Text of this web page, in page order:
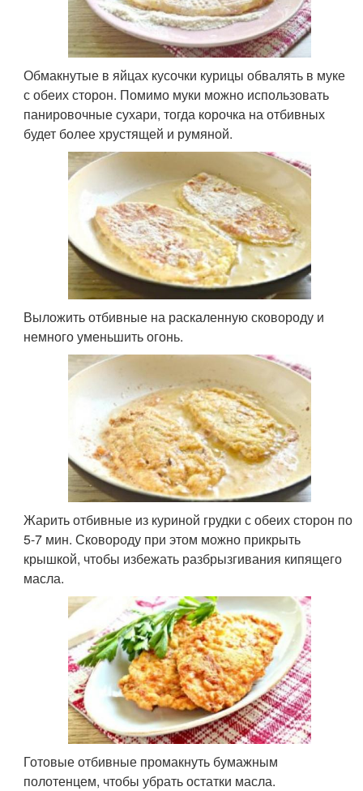
Обмакнутые в яйцах кусочки курицы обвалять в муке
с обеих сторон. Помимо муки можно использовать
панировочные сухари, тогда корочка на отбивных
будет более хрустящей и румяной.
Выложить отбивные на раскаленную сковороду и
немного уменьшить огонь.
Жарить отбивные из куриной грудки с обеих сторон по
5-7 мин. Сковороду при этом можно прикрыть
крышкой, чтобы избежать разбрызгивания кипящего
масла.
Готовые отбивные промакнуть бумажным
полотенцем, чтобы убрать остатки масла.